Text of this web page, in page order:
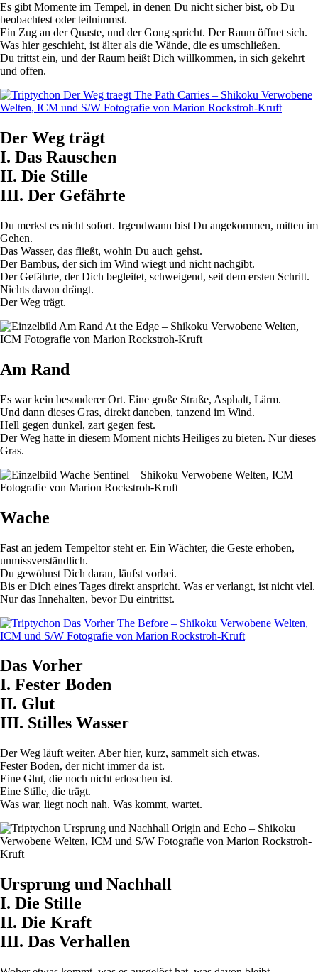
Es gibt Momente im Tempel, in denen Du nicht sicher bist, ob Du
beobachtest oder teilnimmst.
Ein Zug an der Quaste, und der Gong spricht. Der Raum öffnet sich.
Was hier geschieht, ist älter als die Wände, die es umschließen.
Du trittst ein, und der Raum heißt Dich willkommen, in sich gekehrt
und offen.
Der Weg trägt
I. Das Rauschen
II. Die Stille
III. Der Gefährte
Du merkst es nicht sofort. Irgendwann bist Du angekommen, mitten im
Gehen.
Das Wasser, das fließt, wohin Du auch gehst.
Der Bambus, der sich im Wind wiegt und nicht nachgibt.
Der Gefährte, der Dich begleitet, schweigend, seit dem ersten Schritt.
Nichts davon drängt.
Der Weg trägt.
Am Rand
Es war kein besonderer Ort. Eine große Straße, Asphalt, Lärm.
Und dann dieses Gras, direkt daneben, tanzend im Wind.
Hell gegen dunkel, zart gegen fest.
Der Weg hatte in diesem Moment nichts Heiliges zu bieten. Nur dieses
Gras.
Wache
Fast an jedem Tempeltor steht er. Ein Wächter, die Geste erhoben,
unmissverständlich.
Du gewöhnst Dich daran, läufst vorbei.
Bis er Dich eines Tages direkt anspricht. Was er verlangt, ist nicht viel.
Nur das Innehalten, bevor Du eintrittst.
Das Vorher
I. Fester Boden
II. Glut
III. Stilles Wasser
Der Weg läuft weiter. Aber hier, kurz, sammelt sich etwas.
Fester Boden, der nicht immer da ist.
Eine Glut, die noch nicht erloschen ist.
Eine Stille, die trägt.
Was war, liegt noch nah. Was kommt, wartet.
Ursprung und Nachhall
I. Die Stille
II. Die Kraft
III. Das Verhallen